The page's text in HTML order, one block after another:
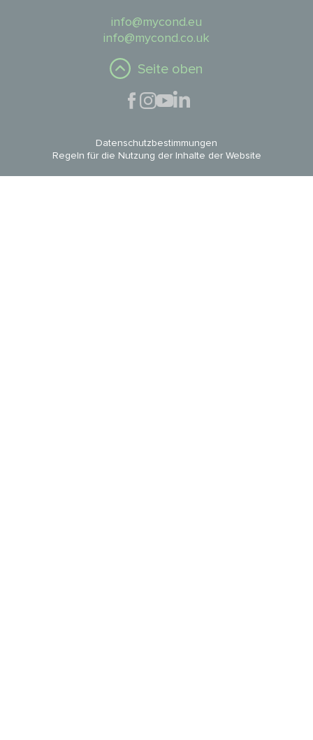
info@mycond.eu
info@mycond.co.uk
Seite oben
Datenschutzbestimmungen
Regeln für die Nutzung der Inhalte der Website